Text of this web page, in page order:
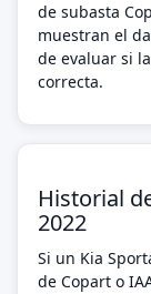
de subasta
muestran el
de evaluar si
correcta.
Historial
2022
Si un Kia
de Copart o